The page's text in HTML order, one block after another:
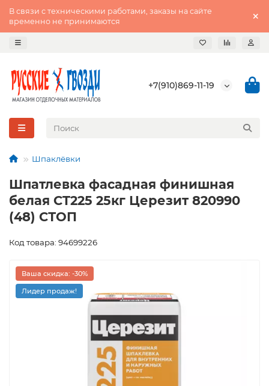
В связи с техническими работами, заказы на сайте
временно не принимаются
+7(910)869-11-19
Шпаклёвки
Шпатлевка фасадная финишная
белая CT225 25кг Церезит 820990
(48) СТОП
Код товара: 94699226
Ваша скидка: -30%
Лидер продаж!